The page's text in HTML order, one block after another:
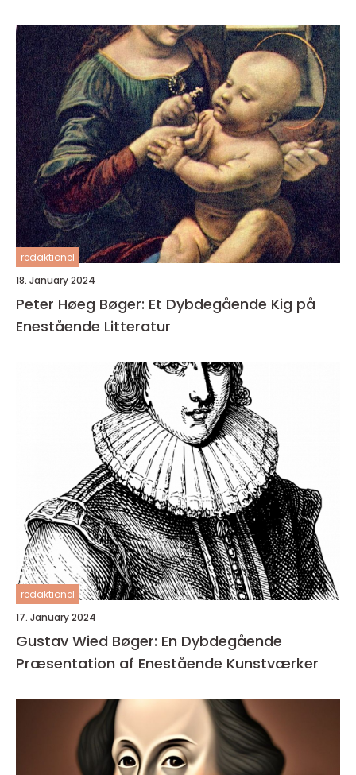
redaktionel
18. January 2024
Peter Høeg Bøger: Et Dybdegående Kig på
Enestående Litteratur
redaktionel
17. January 2024
Gustav Wied Bøger: En Dybdegående
Præsentation af Enestående Kunstværker